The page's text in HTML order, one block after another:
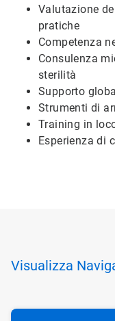
Valutazione
pratiche
Competenza
Consulenza
sterilità
Supporto
Strumenti di
Training in
Esperienza di
Visualizza